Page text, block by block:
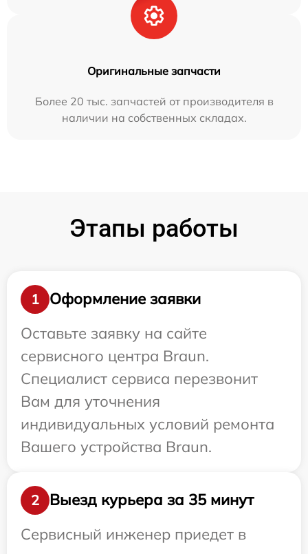
Оригинальные запчасти
Более 20 тыс. запчастей от производителя в
наличии на собственных складах.
Этапы работы
1
Оформление заявки
Оставьте заявку на сайте
сервисного центра Braun.
Специалист сервиса перезвонит
Вам для уточнения
индивидуальных условий ремонта
Вашего устройства Braun.
2
Выезд курьера за 35 минут
Сервисный инженер приедет в